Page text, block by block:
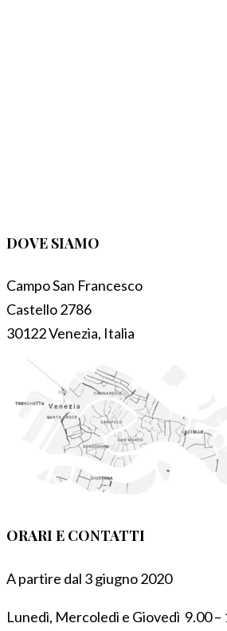
DOVE SIAMO
Campo San Francesco
Castello 2786
30122 Venezia, Italia
ORARI E CONTATTI
A partire dal 3 giugno 2020
Lunedì, Mercoledì e Giovedì 9.00 –